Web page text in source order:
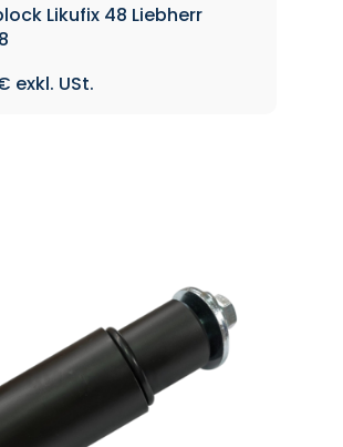
Likufix 48 Liebherr